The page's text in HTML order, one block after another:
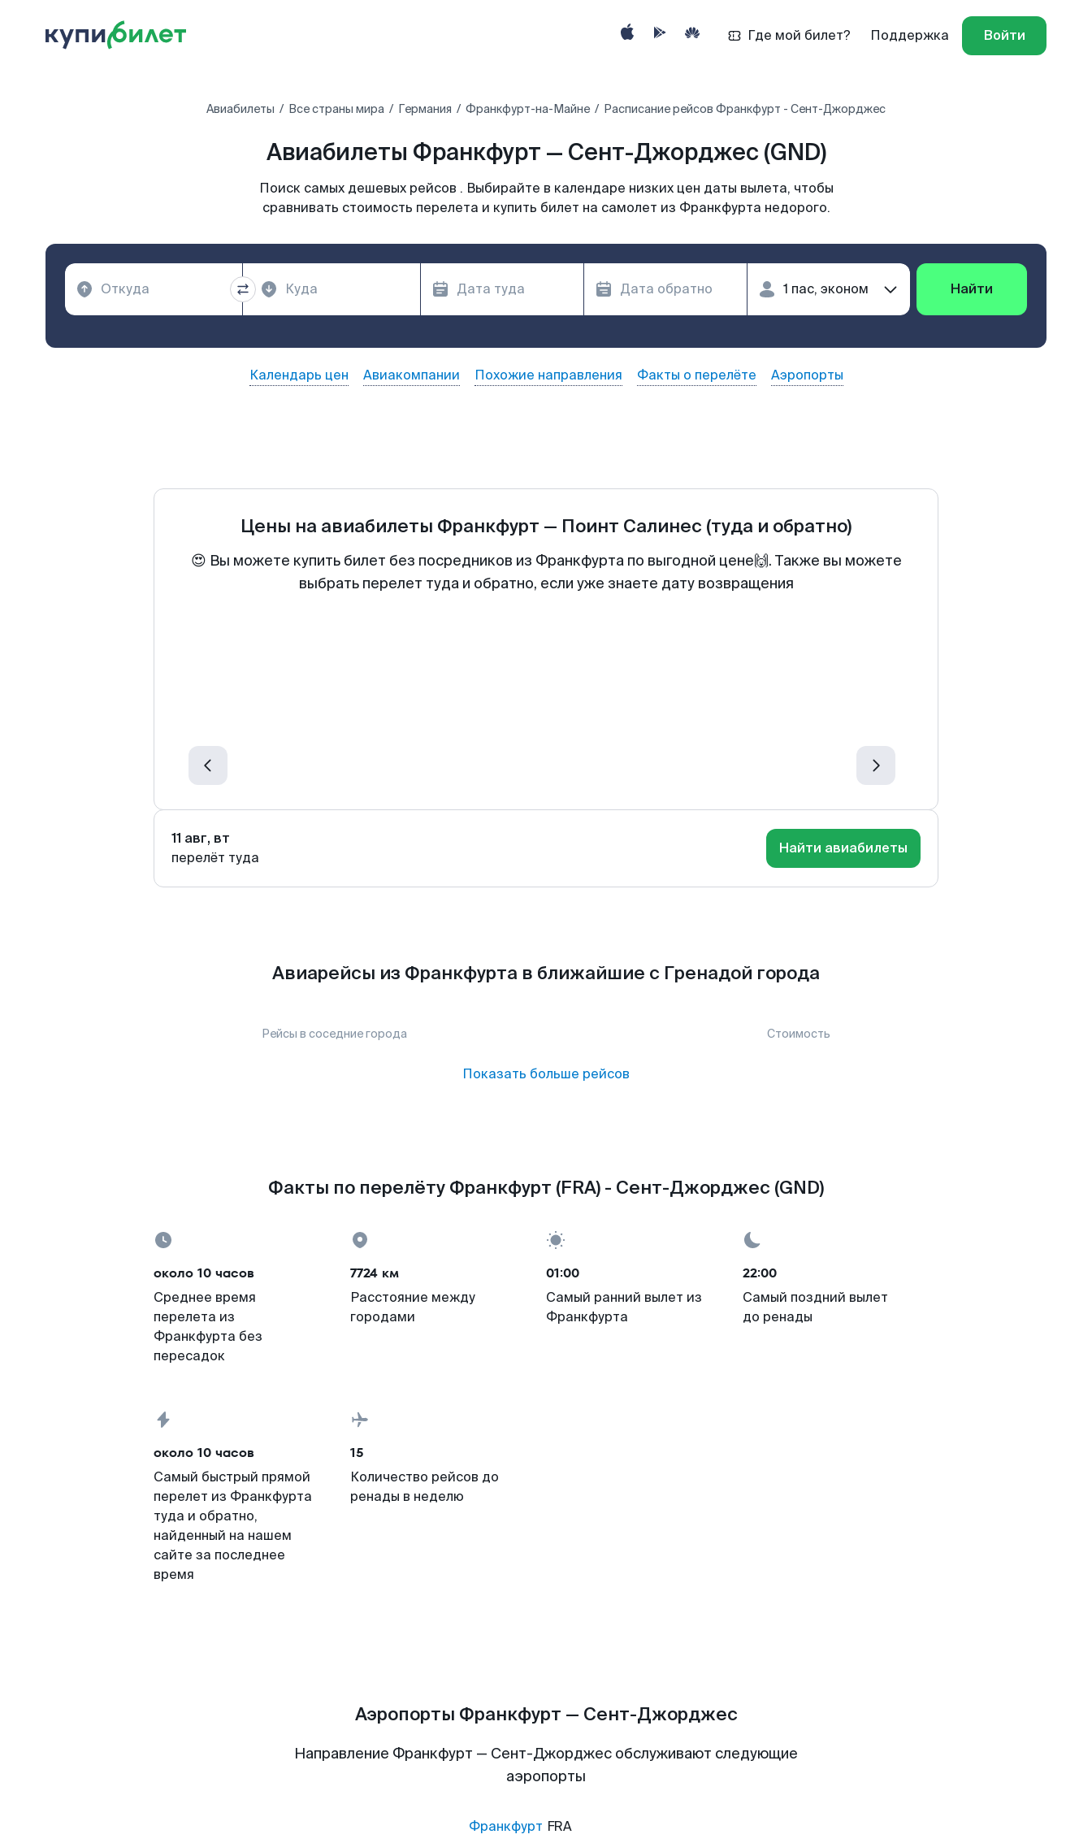
Где мой билет? Поддержка Войти
Авиабилеты Все страны мира Германия Франкфурт-на-Майне Расписание рейсов Франкфурт - Сент-Джорджес
Авиабилеты Франкфурт — Сент-Джорджес (GND)
Поиск самых дешевых рейсов . Выбирайте в календаре низких цен даты вылета, чтобы
сравнивать стоимость перелета и купить билет на самолет из Франкфурта недорого.
Найти
Календарь цен Авиакомпании Похожие направления Факты о перелёте Аэропорты
Цены на авиабилеты Франкфурт — Поинт Салинес (туда и обратно)
😍 Вы можете купить билет без посредников из Франкфурта по выгодной цене🙌. Также вы можете
выбрать перелет туда и обратно, если уже знаете дату возвращения
11 авг, вт
перелёт туда
Найти авиабилеты
Авиарейсы из Франкфурта в ближайшие с Гренадой города
Рейсы в соседние города Стоимость
Показать больше рейсов
Факты по перелёту Франкфурт (FRA) - Сент-Джорджес (GND)
около 10 часов
Среднее время
перелета из
Франкфурта без
пересадок
7724 км
Расстояние между
городами
01:00
Самый ранний вылет из
Франкфурта
22:00
Самый поздний вылет
до ренады
около 10 часов
Самый быстрый прямой
перелет из Франкфурта
туда и обратно,
найденный на нашем
сайте за последнее
время
15
Количество рейсов до
ренады в неделю
Аэропорты Франкфурт — Сент-Джорджес
Направление Франкфурт — Сент-Джорджес обслуживают следующие
аэропорты
Франкфурт FRA